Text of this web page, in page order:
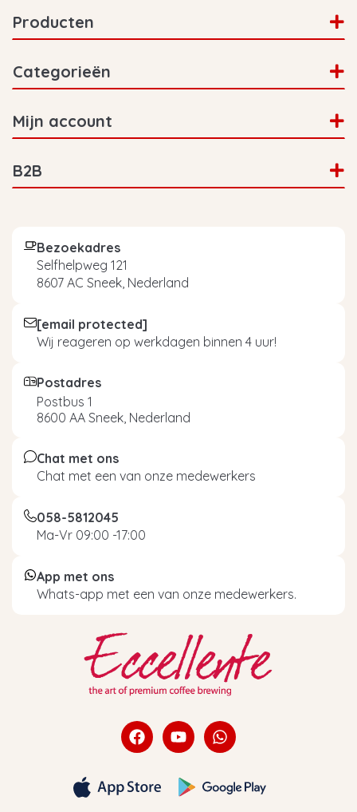
Producten
Categorieën
Mijn account
B2B
Bezoekadres
Selfhelpweg 121
8607 AC Sneek, Nederland
[email protected]
Wij reageren op werkdagen binnen 4 uur!
Postadres
Postbus 1
8600 AA Sneek, Nederland
Chat met ons
Chat met een van onze medewerkers
058-5812045
Ma-Vr 09:00 -17:00
App met ons
Whats-app met een van onze medewerkers.